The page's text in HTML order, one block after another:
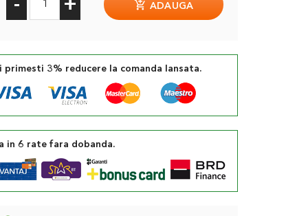
- + ADAUGA
primesti 3% reducere la comanda lansata.
in 6 rate fara dobanda.